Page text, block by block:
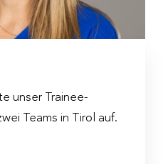
unser Trainee-
Teams in Tirol auf.